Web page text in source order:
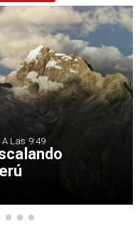
A Las 9:49